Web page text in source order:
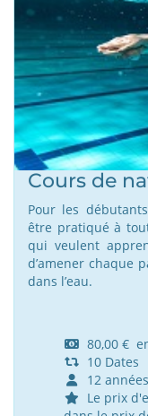
Cours de
Pour les
être pratiqué à
qui veulent
d’amener chaque
dans l’eau.
80,00 €
10 Dates
12 années
Le prix